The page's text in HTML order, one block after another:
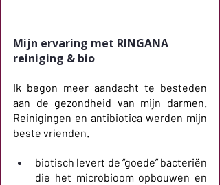
Mijn ervaring met RINGANA
reiniging & bio
Ik begon meer aandacht te besteden
aan de gezondheid van mijn darmen.
Reinigingen en antibiotica werden mijn
beste vrienden.
biotisch levert de “goede” bacteriën
die het microbioom opbouwen en